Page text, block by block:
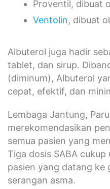
Proventil, dibuat
Ventolin, dibuat
Albuterol juga hadir
tablet, dan sirup.
(diminum), Albuterol
cepat, efektif, dan
Lembaga Jantung,
merekomendasikan
semua pasien yang
Tiga dosis SABA
pasien yang datang ke
serangan asma.